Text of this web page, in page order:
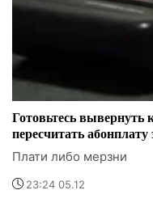
Готовьтесь
пересчитать
Плати либо мерзни
23:24 05.12